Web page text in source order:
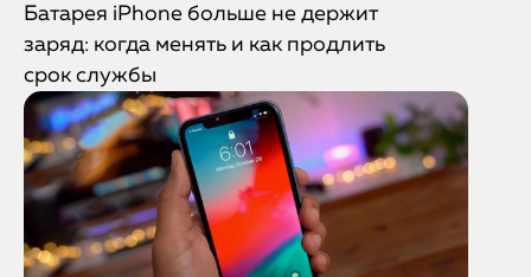
Батарея iPhone больше не держит
заряд: когда менять и как продлить
срок службы